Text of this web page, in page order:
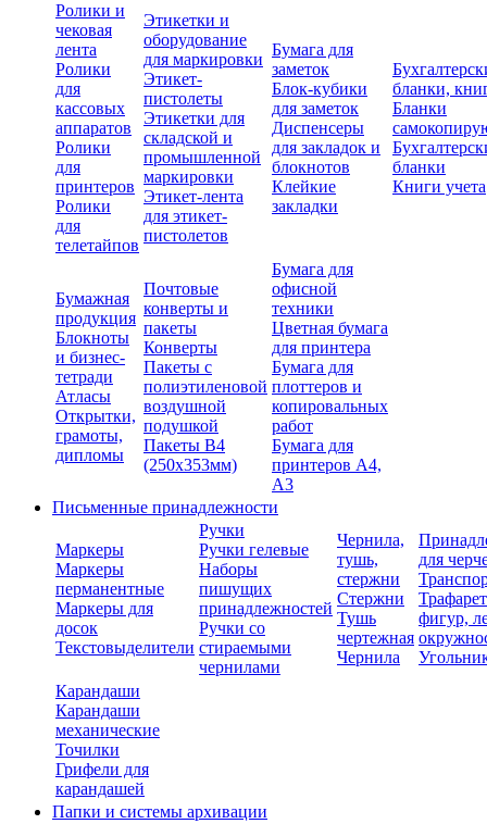
Ролики и
чековая
лента
Ролики
для
кассовых
аппаратов
Ролики
для
принтеров
Ролики
для
телетайпов
Этикетки и
оборудование
для маркировки
Этикет-
пистолеты
Этикетки для
складской и
промышленной
маркировки
Этикет-лента
для этикет-
пистолетов
Бумага для
заметок
Блок-кубики
для заметок
Диспенсеры
для закладок и
блокнотов
Клейкие
закладки
бланки,
Бланки
бланки
Книги учета
Бумажная
продукция
Блокноты
и бизнес-
тетради
Атласы
Открытки,
грамоты,
дипломы
Почтовые
конверты и
пакеты
Конверты
Пакеты с
полиэтиленовой
воздушной
подушкой
Пакеты В4
(250х353мм)
Бумага для
офисной
техники
Цветная бумага
для принтера
Бумага для
плоттеров и
копировальных
работ
Бумага для
принтеров А4,
А3
Письменные принадлежности
Маркеры
Маркеры
перманентные
Маркеры для
досок
Текстовыделители
Ручки
Ручки гелевые
Наборы
пишущих
принадлежностей
Ручки со
стираемыми
чернилами
Чернила,
тушь,
стержни
Стержни
Тушь
чертежная
Чернила
для
фигур,
Карандаши
Карандаши
механические
Точилки
Грифели для
карандашей
Папки и системы архивации